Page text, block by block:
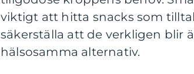
viktigt att hitta snacks som
säkerställa att de verkligen blir
hälsosamma alternativ.